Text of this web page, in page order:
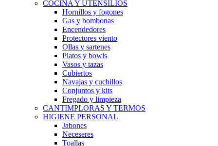
COCINA Y UTENSILIOS
Hornillos y fogones
Gas y bombonas
Encendedores
Protectores viento
Ollas y sartenes
Platos y bowls
Vasos y tazas
Cubiertos
Navajas y cuchillos
Conjuntos y kits
Fregado y limpieza
CANTIMPLORAS Y TERMOS
HIGIENE PERSONAL
Jabones
Neceseres
Toallas